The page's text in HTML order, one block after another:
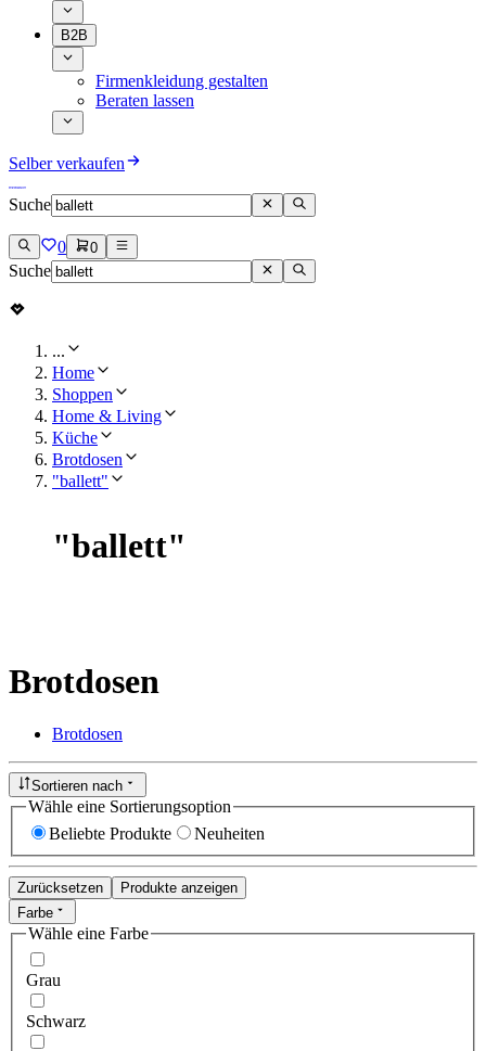
B2B
Firmenkleidung gestalten
Beraten lassen
Selber verkaufen
Suche
0 0
Suche
...
Home
Shoppen
Home & Living
Küche
Brotdosen
"ballett"
"ballett"
Brotdosen
Brotdosen
Sortieren nach
Wähle eine Sortierungsoption
Beliebte Produkte
Neuheiten
Zurücksetzen
Produkte anzeigen
Farbe
Wähle eine Farbe
Grau
Schwarz